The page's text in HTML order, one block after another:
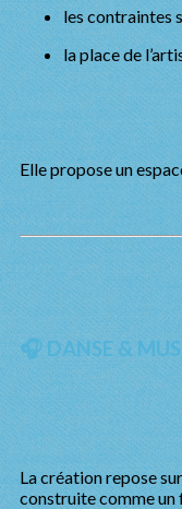
les contraintes
la place de
Elle propose un
🎧 DANSE &
La création repose
construite comme un